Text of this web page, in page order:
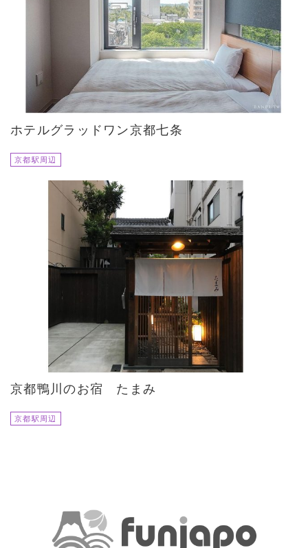
ホテルグラッドワン京都七条
京都駅周辺
京都鴨川のお宿 たまみ
京都駅周辺